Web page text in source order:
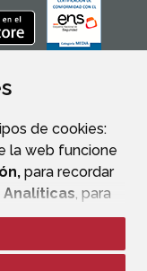
de cookies:
la web funcione
para recordar
Analíticas, para
y sus servicios.
todas”